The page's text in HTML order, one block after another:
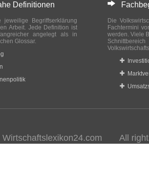
Definitionen
Begriffserklärung
Arbeit. Jede Definition ist
angelegt als in
Glossar.
Die
Fachtermini
werden. Viele
All